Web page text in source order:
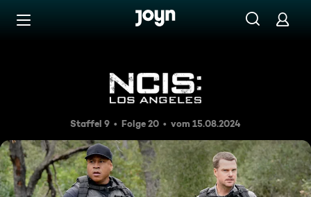
Zum Inhalt springen
Trümmer im Wald
Staffel 9 Folge 20 vom 15.08.2024